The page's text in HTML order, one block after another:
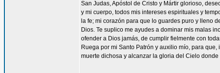
San Judas, Apóstol de Cristo y Mártir glorioso,
y mi cuerpo, todos mis intereses espirituales y
la fe; mi corazón para que lo guardes puro y lleno
Dios. Te suplico me ayudes a dominar mis malas
ofender a Dios jamás, de cumplir fielmente con
Ruega por mi Santo Patrón y auxilio mío, para
muerte dichosa y alcanzar la gloria del Cielo